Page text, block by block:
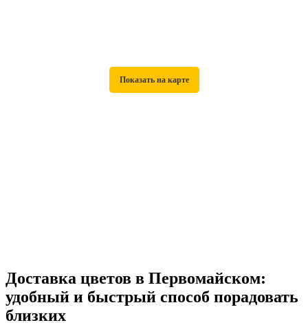
Доставка цветов в Первомайском:
удобный и быстрый способ порадовать
близких